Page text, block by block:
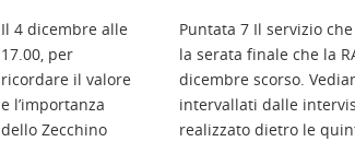
Il 4 dicembre alle
17.00, per
ricordare il valore
e l’importanza
dello Zecchino
Puntata 7 Il servizio
la serata finale che la
dicembre scorso.
intervallati dalle
realizzato dietro le